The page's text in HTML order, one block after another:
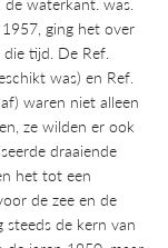
ging het over
tijd. De Ref.
was) en Ref.
waren niet alleen
ze wilden er ook
draaiende
het tot een
de zee en de
steeds de kern van